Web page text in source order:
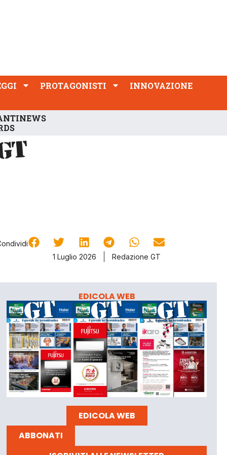
PROTAGONISTI
INNOVAZIONE
1 Luglio 2026
Redazione GT
EDICOLA WEB
EDICOLA WEB
ABBONATI